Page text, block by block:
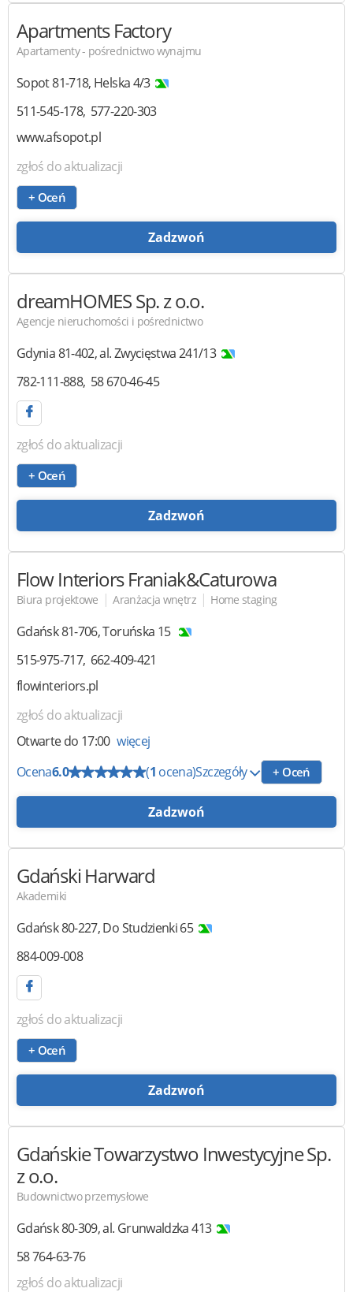
Apartments Factory
Apartamenty - pośrednictwo wynajmu
Sopot81-718, Helska 4/3
511-545-178 577-220-303
www.afsopot.pl
zgłoś do aktualizacji
+ Oceń
Zadzwoń
dreamHOMESSp. z o.o.
Agencje nieruchomości i pośrednictwo
Gdynia81-402,al. Zwycięstwa 241/13
782-111-888 58 670-46-45
zgłoś do aktualizacji
+ Oceń
Zadzwoń
Flow Interiors Franiak&Caturowa
Biura projektowe | Aranżacja wnętrz | Home staging
Gdańsk81-706,Toruńska 15
515-975-717 662-409-421
flowinteriors.pl
zgłoś do aktualizacji
Otwartedo 17:00 więcej
Ocena6.0 (1 ocena)Szczegóły + Oceń
Zadzwoń
Gdański Harward
Akademiki
Gdańsk80-227,Do Studzienki 65
884-009-008
zgłoś do aktualizacji
+ Oceń
Zadzwoń
Gdańskie Towarzystwo InwestycyjneSp.
z o.o.
Budownictwo przemysłowe
Gdańsk80-309,al. Grunwaldzka 413
58 764-63-76
zgłoś do aktualizacji